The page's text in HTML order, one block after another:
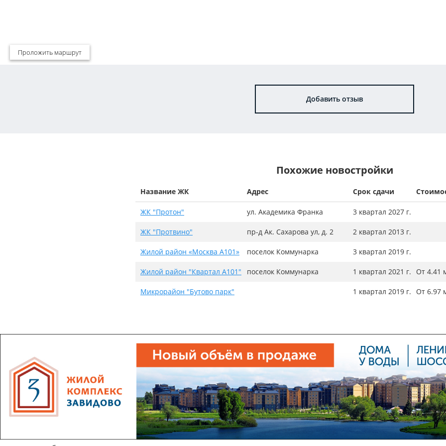
Проложить маршрут
Добавить отзыв
Похожие новостройки
Название ЖК Адрес Срок сдачи
ЖК "Протон" ул. Академика Франка 3 квартал 2027 г.
ЖК "Протвино" пр-д Ак. Сахарова ул, д. 2 2 квартал 2013 г.
Жилой район «Москва А101» поселок Коммунарка 3 квартал 2019 г.
Жилой район "Квартал А101" поселок Коммунарка 1 квартал 2021 г. От 4.41
Микрорайон "Бутово парк" 1 квартал 2019 г. От 6.97